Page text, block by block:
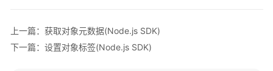
产
品
介
上一篇：获取对象元数据(Node.js SDK)
下一篇：设置对象标签(Node.js SDK)